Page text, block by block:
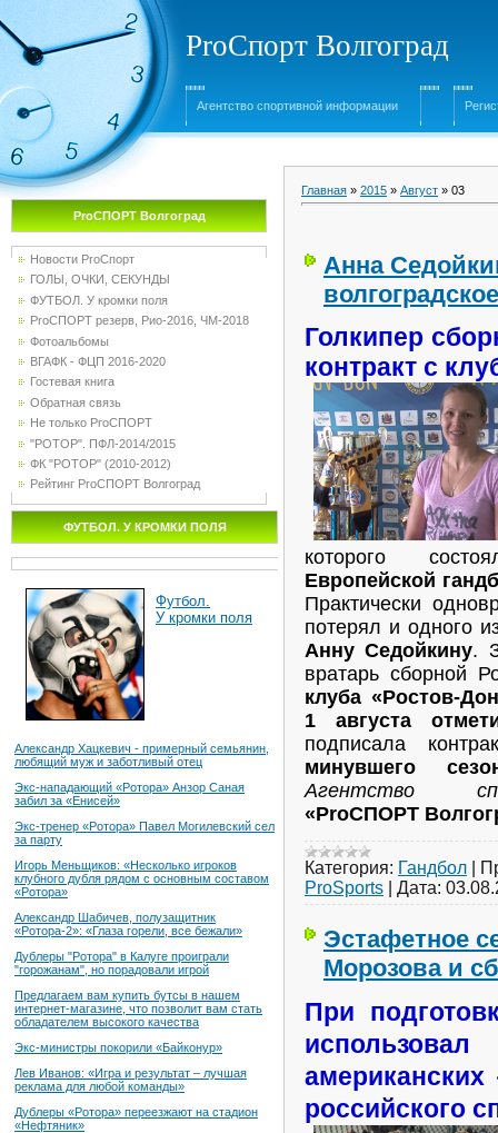
ProСпорт Волгоград
Агентство спортивной информации
ProСПОРТ Волгоград
Новости ProСпорт
ГОЛЫ, ОЧКИ, СЕКУНДЫ
ФУТБОЛ. У кромки поля
ProСПОРТ резерв, Рио-2016, ЧМ-2018
Фотоальбомы
ВГАФК - ФЦП 2016-2020
Гостевая книга
Обратная связь
Не только ProСПОРТ
"РОТОР". ПФЛ-2014/2015
ФК "РОТОР" (2010-2012)
Рейтинг ProСПОРТ Волгоград
ФУТБОЛ. У КРОМКИ ПОЛЯ
Футбол.
У кромки поля
Александр Хацкевич - примерный семьянин,
любящий муж и заботливый отец
Экс-нападающий «Ротора» Анзор Саная
забил за «Енисей»
Экс-тренер «Ротора» Павел Могилевский сел
за парту
Игорь Меньщиков: «Несколько игроков
клубного дубля рядом с основным составом
«Ротора»
Александр Шабичев, полузащитник
«Ротора-2»: «Глаза горели, все бежали»
Дублеры "Ротора" в Калуге проиграли
"горожанам", но порадовали игрой
Предлагаем вам купить бутсы в нашем
интернет-магазине, что позволит вам стать
обладателем высокого качества
Экс-министры покорили «Байконур»
Лев Иванов: «Игра и результат – лучшая
реклама для любой команды»
Дублеры «Ротора» переезжают на стадион
«Нефтяник»
Главная » 2015 » Август » 03
Анна
Голкипер
контракт с
которого
Европейской
Практически
потерял и одного
Анну Седойкину.
вратарь сборной
клуба «Ростов-
1 августа
подписала
минувшего
Агентство
«ProСПОРТ
Категория: Гандбол
ProSports
Дата:
Эстафетное
Морозова и
При
американских
российского